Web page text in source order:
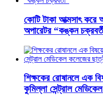
কোটি টাকা আত্মসাৎ করে
অপারেটর “কঙ্কন
শিক্ষকের রোষানলে এক
কুমিল্লা সেন্ট্রাল